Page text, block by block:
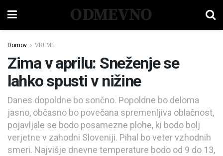
ODMEVNO
Domov VREME
Zima v aprilu: Sneženje se
lahko spusti v nižine
Danes dopoldne bo sončno. Popoldne bo deloma
jasno, občasno bo povečana spremenljiva oblačnost,
pojavljale se bodo posamezne plohe, ki bodo bolj
verjetne v zahodni Sloveniji. Pihal bo veter vzhodnih
smeri. Najvišje dnevne temperature bodo od 9 do 13,